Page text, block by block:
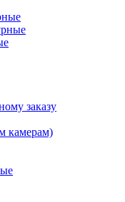
заказу
камерам)